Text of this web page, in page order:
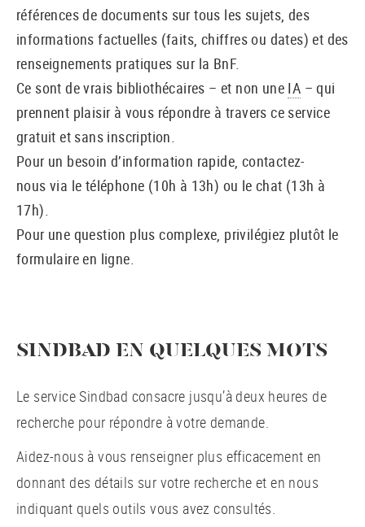
références de documents sur tous les sujets, des
informations factuelles (faits, chiffres ou dates) et des
renseignements pratiques sur la BnF.
Ce sont de vrais bibliothécaires – et non une IA – qui
prennent plaisir à vous répondre à travers ce service
gratuit et sans inscription.
Pour un besoin d’information rapide, contactez-
nous via le téléphone (10h à 13h) ou le chat (13h à
17h).
Pour une question plus complexe, privilégiez plutôt le
formulaire en ligne.
SINDBAD EN QUELQUES MOTS
Le service Sindbad consacre jusqu’à deux heures de
recherche pour répondre à votre demande.
Aidez-nous à vous renseigner plus efficacement en
donnant des détails sur votre recherche et en nous
indiquant quels outils vous avez consultés.